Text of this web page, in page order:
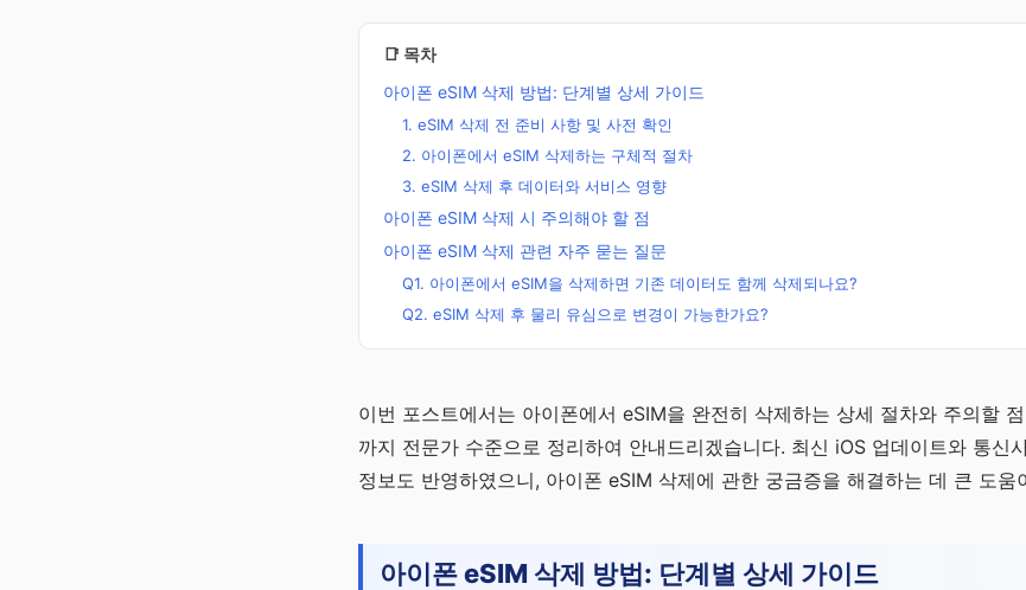
📑 목차
아이폰 eSIM 삭제 방법: 단계별 상세 가이드
1. eSIM 삭제 전 준비 사항 및 사전 확인
2. 아이폰에서 eSIM 삭제하는 구체적 절차
3. eSIM 삭제 후 데이터와 서비스 영향
아이폰 eSIM 삭제 시 주의해야 할 점
아이폰 eSIM 삭제 관련 자주 묻는 질문
Q1. 아이폰에서 eSIM을 삭제하면 기존 데이터도 함께 삭제되나요?
Q2. eSIM 삭제 후 물리 유심으로 변경이 가능한가요?
잠자는 내
숨은돈 알리미
에서 확인해요
이번 포스트에서는 아이폰에서 eSIM을 완전히 삭제하는 상세 절차와 주의할
까지 전문가 수준으로 정리하여 안내드리겠습니다. 최신 iOS 업데이트와 통신
정보도 반영하였으니, 아이폰 eSIM 삭제에 관한 궁금증을 해결하는 데 큰 도움
아이폰 eSIM 삭제 방법: 단계별 상세 가이드